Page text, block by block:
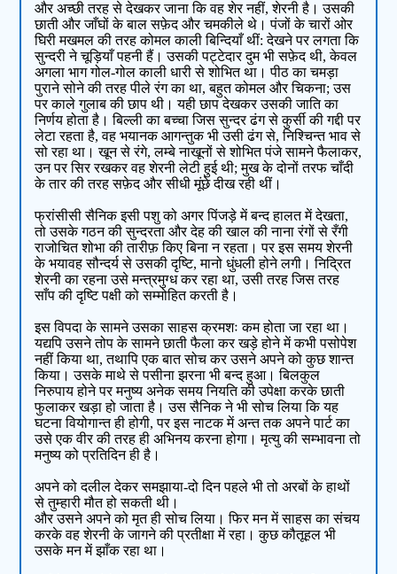
और अच्छी तरह से देखकर जाना कि वह शेर नहीं, शेरनी है। उसकी
छाती और जाँघों के बाल सफ़ेद और चमकीले थे। पंजों के चारों ओर
घिरी मखमल की तरह कोमल काली बिन्दियाँ थीं: देखने पर लगता कि
सुन्दरी ने चूड़ियाँ पहनी हैं। उसकी पट्टेदार दुम भी सफ़ेद थी, केवल
अगला भाग गोल-गोल काली धारी से शोभित था। पीठ का चमड़ा
पुराने सोने की तरह पीले रंग का था, बहुत कोमल और चिकना; उस
पर काले गुलाब की छाप थी। यही छाप देखकर उसकी जाति का
निर्णय होता है। बिल्ली का बच्चा जिस सुन्दर ढंग से कुर्सी की गद्दी पर
लेटा रहता है, वह भयानक आगन्तुक भी उसी ढंग से, निश्चिन्त भाव से
सो रहा था। खून से रंगे, लम्बे नाखूनों से शोभित पंजे सामने फैलाकर,
उन पर सिर रखकर वह शेरनी लेटी हुई थी; मुख के दोनों तरफ चाँदी
के तार की तरह सफ़ेद और सीधी मूंछे दीख रही थीं।
फ्रांसीसी सैनिक इसी पशु को अगर पिंजड़े में बन्द हालत में देखता,
तो उसके गठन की सुन्दरता और देह की खाल की नाना रंगों से रँगी
राजोचित शोभा की तारीफ़ किए बिना न रहता। पर इस समय शेरनी
के भयावह सौन्दर्य से उसकी दृष्टि, मानो धुंधली होने लगी। निद्रित
शेरनी का रहना उसे मन्त्रमुग्ध कर रहा था, उसी तरह जिस तरह
साँप की दृष्टि पक्षी को सम्मोहित करती है।
इस विपदा के सामने उसका साहस क्रमशः कम होता जा रहा था।
यद्यपि उसने तोप के सामने छाती फैला कर खड़े होने में कभी पसोपेश
नहीं किया था, तथापि एक बात सोच कर उसने अपने को कुछ शान्त
किया। उसके माथे से पसीना झरना भी बन्द हुआ। बिलकुल
निरुपाय होने पर मनुष्य अनेक समय नियति की उपेक्षा करके छाती
फुलाकर खड़ा हो जाता है। उस सैनिक ने भी सोच लिया कि यह
घटना वियोगान्त ही होगी, पर इस नाटक में अन्त तक अपने पार्ट का
उसे एक वीर की तरह ही अभिनय करना होगा। मृत्यु की सम्भावना तो
मनुष्य को प्रतिदिन ही है।
अपने को दलील देकर समझाया-दो दिन पहले भी तो अरबों के हाथों
से तुम्हारी मौत हो सकती थी।
और उसने अपने को मृत ही सोच लिया। फिर मन में साहस का संचय
करके वह शेरनी के जागने की प्रतीक्षा में रहा। कुछ कौतूहल भी
उसके मन में झाँक रहा था।